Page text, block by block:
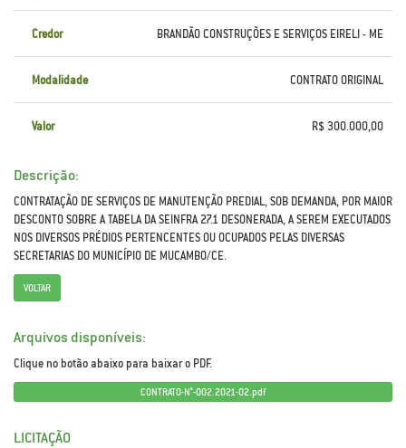
Credor BRANDÃO CONSTRUÇÕES E SERVIÇOS EIRELI - ME
Modalidade CONTRATO ORIGINAL
Valor R$ 300.000,00
Descrição:
CONTRATAÇÃO DE SERVIÇOS DE MANUTENÇÃO PREDIAL, SOB DEMANDA, POR MAIOR
DESCONTO SOBRE A TABELA DA SEINFRA 27.1 DESONERADA, A SEREM EXECUTADOS
NOS DIVERSOS PRÉDIOS PERTENCENTES OU OCUPADOS PELAS DIVERSAS
SECRETARIAS DO MUNICÍPIO DE MUCAMBO/CE.
VOLTAR
Arquivos disponíveis:
Clique no botão abaixo para baixar o PDF.
CONTRATO-N°-002.2021-02.pdf
LICITAÇÃO